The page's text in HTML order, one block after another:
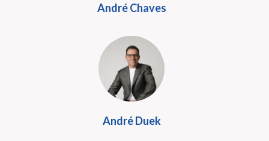
André Chaves
André Duek